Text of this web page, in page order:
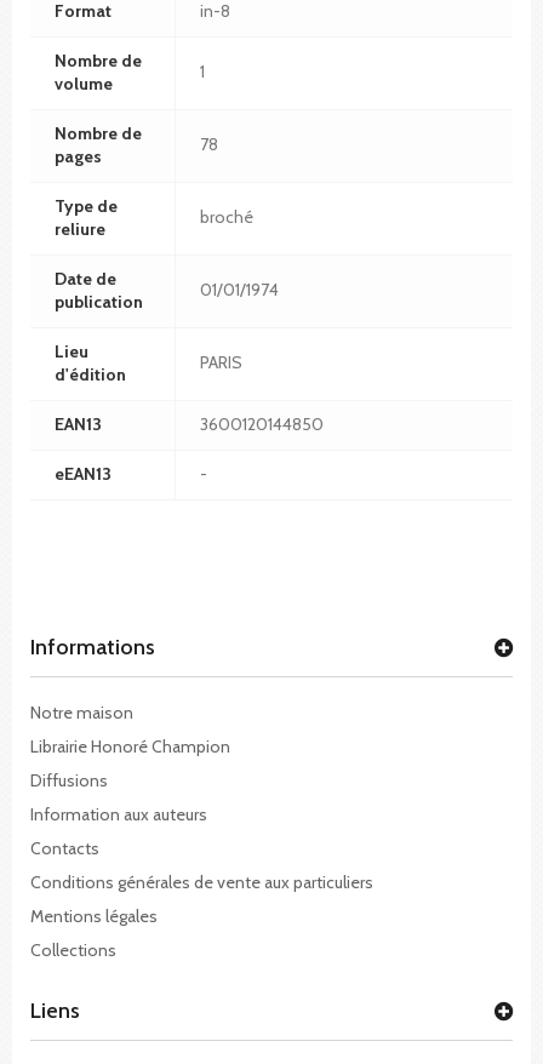
Format in-8
Nombre de
volume
1
Nombre de
pages
78
Type de
reliure
broché
Date de
publication
01/01/1974
Lieu
d'édition
PARIS
EAN13 3600120144850
eEAN13 -
Informations
Notre maison
Librairie Honoré Champion
Diffusions
Information aux auteurs
Contacts
Conditions générales de vente aux particuliers
Mentions légales
Collections
Liens